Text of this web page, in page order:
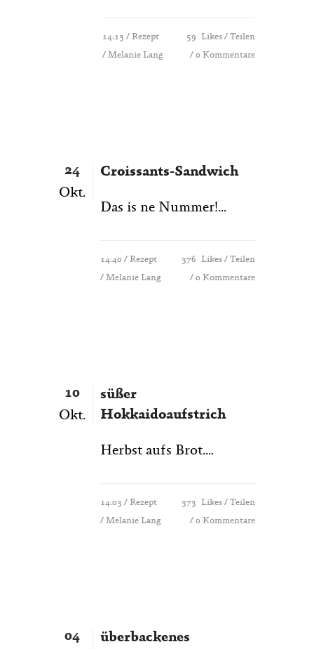
14:13 / Rezept
/ Melanie Lang
59 Likes
Teilen
0 Kommentare
24
Okt.
Croissants-Sandwich
Das is ne Nummer!...
14:40 / Rezept
/ Melanie Lang
376 Likes
Teilen
0 Kommentare
10
Okt.
süßer
Hokkaidoaufstrich
Herbst aufs Brot....
14:03 / Rezept
/ Melanie Lang
373 Likes
Teilen
0 Kommentare
04
überbackenes